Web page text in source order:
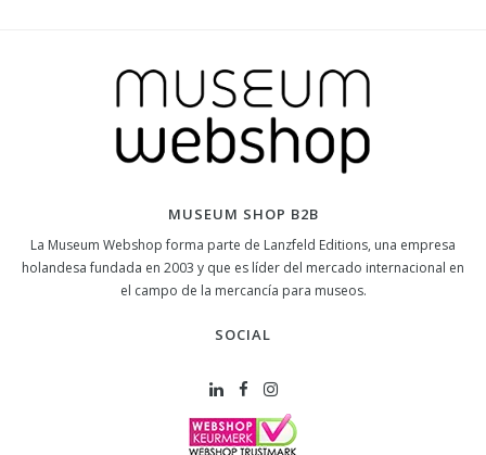
MUSEUM SHOP B2B
La Museum Webshop forma parte de Lanzfeld Editions, una empresa
holandesa fundada en 2003 y que es líder del mercado internacional en
el campo de la mercancía para museos.
SOCIAL